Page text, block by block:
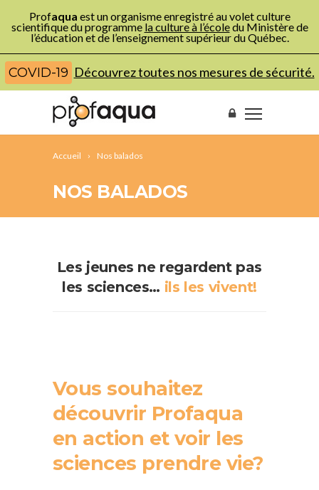
Profaqua est un organisme enregistré au volet culture
scientifique du programme la culture à l’écoledu Ministère de
l’éducation et de l’enseignement supérieur du Québec.
COVID-19 Découvrez toutes nos mesures de sécurité.
Accueil Nos balados
NOS BALADOS
Les jeunes ne regardent pas
les sciences… ils les vivent!
Vous souhaitez
découvrir Profaqua
en action et voir les
sciences prendre vie?